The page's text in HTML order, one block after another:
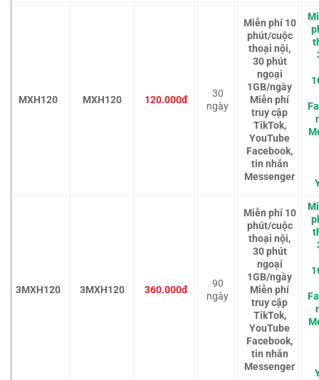
MXH120 MXH120 120.000đ
30
ngày
Miễn phí 10
phút/cuộc
thoại nội,
30 phút
ngoại
1GB/ngày
Miễn phí
truy cập
TikTok,
YouTube
Facebook,
tin nhắn
Messenger
3MXH120 3MXH120 360.000đ
90
ngày
Miễn phí 10
phút/cuộc
thoại nội,
30 phút
ngoại
1GB/ngày
Miễn phí
truy cập
TikTok,
YouTube
Facebook,
tin nhắn
Messenger